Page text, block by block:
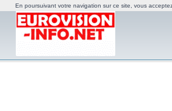
En poursuivant votre navigation sur ce site, vous